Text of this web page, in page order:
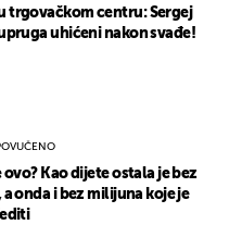
trgovačkom centru: Sergej
uhićeni nakon svađe!
Kao dijete ostala je bez
onda i bez milijuna koje je